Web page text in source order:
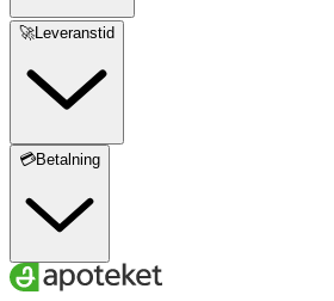
🚀Leveranstid
💳Betalning